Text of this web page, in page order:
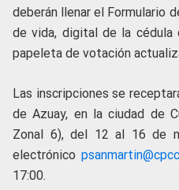
deberán llenar el Formulario
de vida, digital de la
papeleta de votación
Las inscripciones se
de Azuay, en la ciudad de
Zonal 6), del 12 al 16 de
electrónico
17:00.